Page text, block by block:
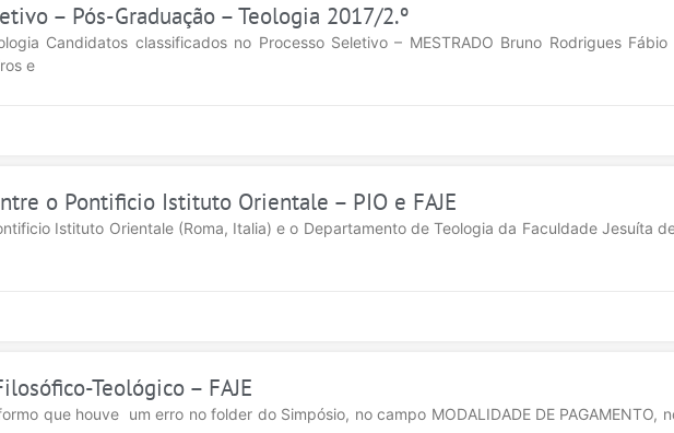
– Pós-Graduação – Teologia 2017/2.º
Candidatos classificados no Processo Seletivo – MESTRADO Bruno Rodrigues
e
o Pontificio Istituto Orientale – PIO e FAJE
Istituto Orientale (Roma, Italia) e o Departamento de Teologia da Faculdade Jesuíta
Teológico – FAJE
que houve um erro no folder do Simpósio, no campo MODALIDADE DE PAGAMENTO,